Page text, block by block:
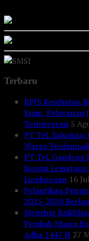
Terbaru
BPJS Kesehatan
Enim, Pelayanan
Terintegrasi 5
PT TeL Salurkan
Warga
PT TeL Gandeng
Sungai
Lingkungan 16
Pelantikan
2025-2030
Menebar
Pemkab Muara
Adha 1447 H 27